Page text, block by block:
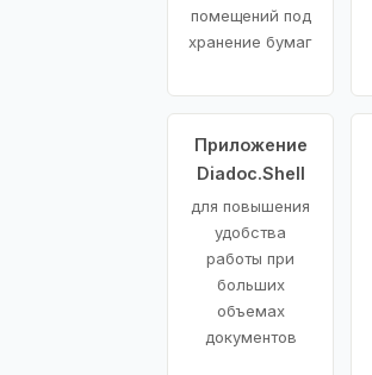
помещений под
хранение бумаг
Приложение
Diadoc.Shell
для повышения
удобства
работы при
больших
объемах
документов